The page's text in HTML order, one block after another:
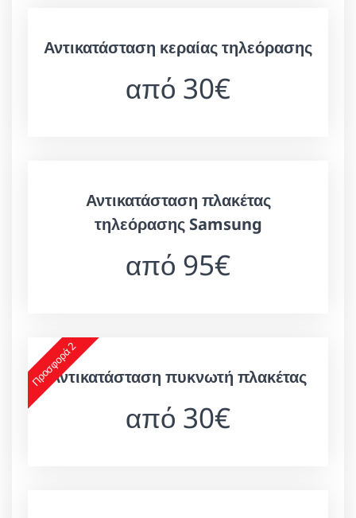
Αντικατάσταση κεραίας τηλεόρασης
από 30€
Αντικατάσταση πλακέτας
τηλεόρασης Samsung
από 95€
Προσφορά 2
Αντικατάσταση πυκνωτή πλακέτας
από 30€